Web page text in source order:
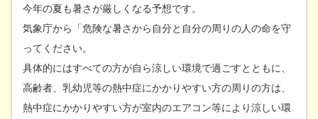
今年の夏も暑さが厳しくなる予想です。
気象庁から「危険な暑さから自分と自分の周りの人の命を守
ってください。
具体的にはすべての方が自ら涼しい環境で過ごすとともに、
高齢者、乳幼児等の熱中症にかかりやすい方の周りの方は、
熱中症にかかりやすい方が室内のエアコン等により涼しい環